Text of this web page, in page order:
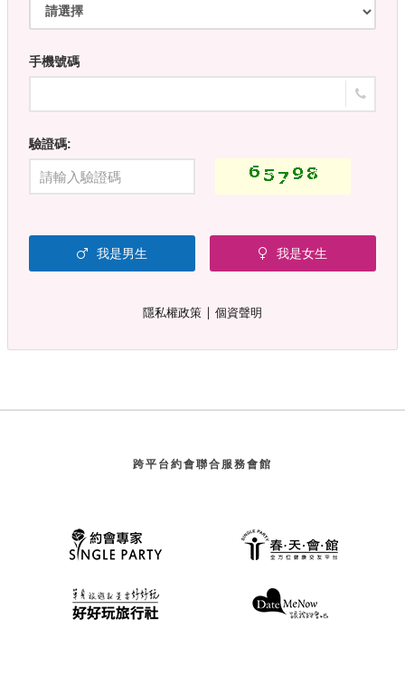
手機號碼
驗證碼:
我是男生 我是女生
隱私權政策 ∣ 個資聲明
跨平台約會聯合服務會館